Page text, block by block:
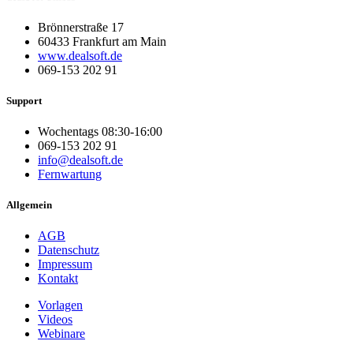
Brönnerstraße 17
60433 Frankfurt am Main
www.dealsoft.de
069-153 202 91
Support
Wochentags 08:30-16:00
069-153 202 91
info@dealsoft.de
Fernwartung
Allgemein
AGB
Datenschutz
Impressum
Kontakt
Vorlagen
Videos
Webinare